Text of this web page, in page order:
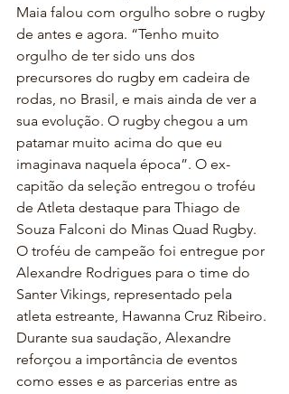
Maia falou com orgulho sobre o rugby
de antes e agora. “Tenho muito
orgulho de ter sido uns dos
precursores do rugby em cadeira de
rodas, no Brasil, e mais ainda de ver a
sua evolução. O rugby chegou a um
patamar muito acima do que eu
imaginava naquela época”. O ex-
capitão da seleção entregou o troféu
de Atleta destaque para Thiago de
Souza Falconi do Minas Quad Rugby.
O troféu de campeão foi entregue por
Alexandre Rodrigues para o time do
Santer Vikings, representado pela
atleta estreante, Hawanna Cruz Ribeiro.
Durante sua saudação, Alexandre
reforçou a importância de eventos
como esses e as parcerias entre as